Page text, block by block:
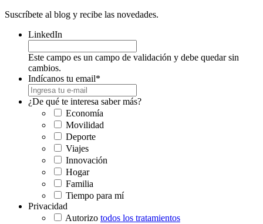
Suscríbete al blog y recibe las novedades.
LinkedIn
Este campo es un campo de validación y debe quedar sin
cambios.
Indícanos tu email*
¿De qué te interesa saber más?
Economía
Movilidad
Deporte
Viajes
Innovación
Hogar
Familia
Tiempo para mí
Privacidad
Autorizo todos los tratamientos